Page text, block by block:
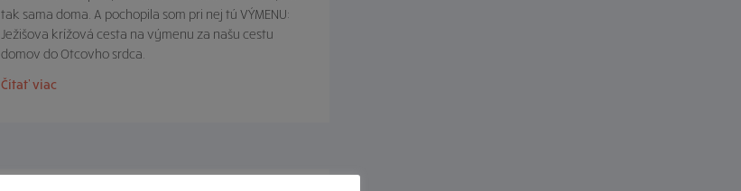
tak sama doma. A pochopila som pri nej tú VÝMENU:
Ježišova krížová cesta na výmenu za našu cestu
domov do Otcovho srdca.
Čítať viac